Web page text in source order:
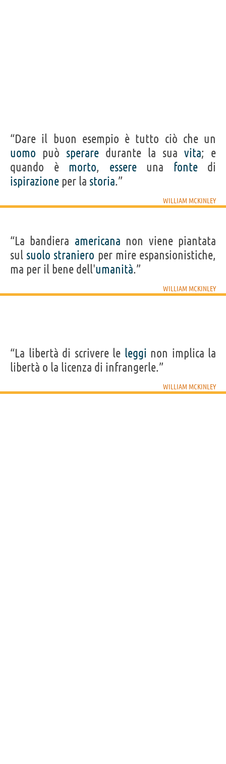
“Dare il buon esempio è tutto ciò che un
uomo può sperare durante la sua vita; e
quando è morto, essereuna fontedi
ispirazione per la storia.”
WILLIAM MCKINLEY
“La bandiera americana non viene piantata
sul suolo straniero per mire espansionistiche,
ma per il bene dell'umanità.”
WILLIAM MCKINLEY
“La libertà di scrivere le leggi non implica la
libertà o la licenza di infrangerle.”
WILLIAM MCKINLEY